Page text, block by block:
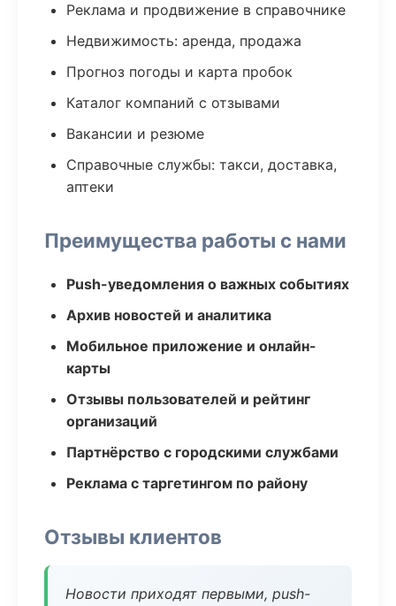
Реклама и продвижение в справочнике
Недвижимость: аренда, продажа
Прогноз погоды и карта пробок
Каталог компаний с отзывами
Вакансии и резюме
Справочные службы: такси, доставка,
аптеки
Преимущества работы с нами
Push-уведомления о важных событиях
Архив новостей и аналитика
Мобильное приложение и онлайн-
карты
Отзывы пользователей и рейтинг
организаций
Партнёрство с городскими службами
Реклама с таргетингом по району
Отзывы клиентов
Новости приходят первыми, push-